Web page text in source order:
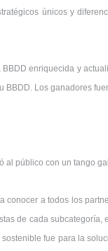
únicos y
enriquecida y
BBDD. Los ganadores
público con un tango
a todos los
de cada
fue para la